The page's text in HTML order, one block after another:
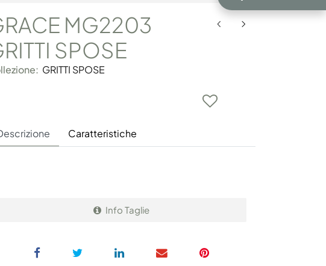
MG2203
SPOSE
GRITTI SPOSE
Caratteristiche
Info Taglie